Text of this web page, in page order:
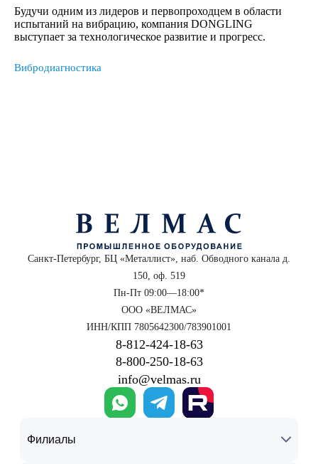
Будучи одним из лидеров и первопроходцем в области
испытаний на вибрацию, компания DONGLING
выступает за технологическое развитие и прогресс.
Вибродиагностика
Санкт-Петербург, БЦ «Металлист», наб. Обводного канала д.
150, оф. 519
Пн-Пт 09:00—18:00*
ООО «ВЕЛМАС»
ИНН/КПП 7805642300/783901001
8‑812‑424‑18‑63
8‑800‑250‑18‑63
info@velmas.ru
Филиалы